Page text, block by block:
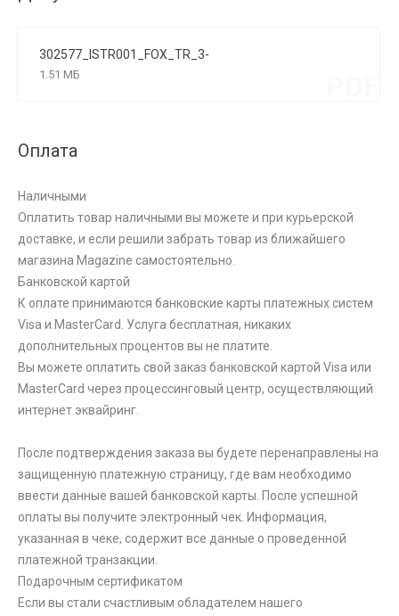
302577_ISTR001_FOX_TR_3-
PHASE_15W_CRI90_3000K_DALI_NERO
1.51 МБ
Оплата
Наличными
Оплатить товар наличными вы можете и при курьерской
доставке, и если решили забрать товар из ближайшего
магазина Magazine самоcтоятельно.
Банковской картой
К оплате принимаются банковские карты платежных систем
Visa и MasterCard. Услуга бесплатная, никаких
дополнительных процентов вы не платите.
Вы можете оплатить свой заказ банковской картой Visa или
MasterCard через процессинговый центр, осуществляющий
интернет эквайринг.
После подтверждения заказа вы будете перенаправлены на
защищенную платежную страницу, где вам необходимо
ввести данные вашей банковской карты. После успешной
оплаты вы получите электронный чек. Информация,
указанная в чеке, содержит все данные о проведенной
платежной транзакции.
Подарочным сертификатом
Если вы стали счастливым обладателем нашего